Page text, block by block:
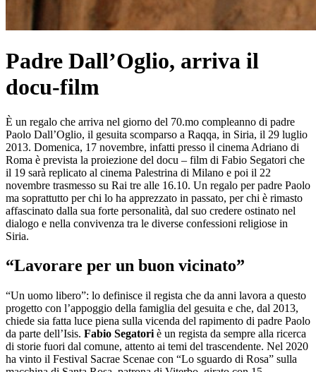
Padre Dall’Oglio, arriva il
docu-film
È un regalo che arriva nel giorno del 70.mo compleanno di padre
Paolo Dall’Oglio, il gesuita scomparso a Raqqa, in Siria, il 29 luglio
2013. Domenica, 17 novembre, infatti presso il cinema Adriano di
Roma è prevista la proiezione del docu – film di Fabio Segatori che
il 19 sarà replicato al cinema Palestrina di Milano e poi il 22
novembre trasmesso su Rai tre alle 16.10. Un regalo per padre Paolo
ma soprattutto per chi lo ha apprezzato in passato, per chi è rimasto
affascinato dalla sua forte personalità, dal suo credere ostinato nel
dialogo e nella convivenza tra le diverse confessioni religiose in
Siria.
“Lavorare per un buon vicinato”
“Un uomo libero”: lo definisce il regista che da anni lavora a questo
progetto con l’appoggio della famiglia del gesuita e che, dal 2013,
chiede sia fatta luce piena sulla vicenda del rapimento di padre Paolo
da parte dell’Isis. Fabio Segatori è un regista da sempre alla ricerca
di storie fuori dal comune, attento ai temi del trascendente. Nel 2020
ha vinto il Festival Sacrae Scenae con “Lo sguardo di Rosa” sulla